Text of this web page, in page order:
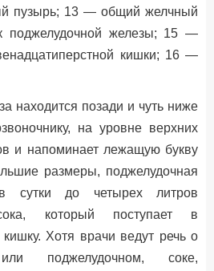
пузырь; 13 — общий желчный
поджелудочной железы; 15 —
кишки; 16 —
находится позади и чуть ниже
на уровне верхних
и напоминает лежащую букву
размеры, поджелудочная
сутки до четырех литров
сока, который поступает в
Хотя врачи ведут речь о
или поджелудочном, соке,